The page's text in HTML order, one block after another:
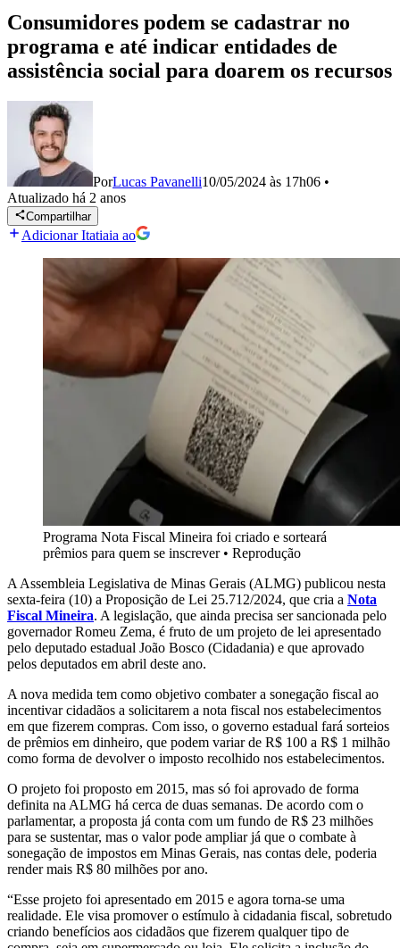
Consumidores podem se cadastrar no
programa e até indicar entidades de
assistência social para doarem os recursos
PorLucas Pavanelli10/05/2024 às 17h06 •
Atualizado há 2 anos
Compartilhar
Adicionar Itatiaia ao
Programa Nota Fiscal Mineira foi criado e sorteará
prêmios para quem se inscrever• Reprodução
A Assembleia Legislativa de Minas Gerais (ALMG) publicou nesta
sexta-feira (10) a Proposição de Lei 25.712/2024, que cria a Nota
Fiscal Mineira. A legislação, que ainda precisa ser sancionada pelo
governador Romeu Zema, é fruto de um projeto de lei apresentado
pelo deputado estadual João Bosco (Cidadania) e que aprovado
pelos deputados em abril deste ano.
A nova medida tem como objetivo combater a sonegação fiscal ao
incentivar cidadãos a solicitarem a nota fiscal nos estabelecimentos
em que fizerem compras. Com isso, o governo estadual fará sorteios
de prêmios em dinheiro, que podem variar de R$ 100 a R$ 1 milhão
como forma de devolver o imposto recolhido nos estabelecimentos.
O projeto foi proposto em 2015, mas só foi aprovado de forma
definita na ALMG há cerca de duas semanas. De acordo com o
parlamentar, a proposta já conta com um fundo de R$ 23 milhões
para se sustentar, mas o valor pode ampliar já que o combate à
sonegação de impostos em Minas Gerais, nas contas dele, poderia
render mais R$ 80 milhões por ano.
“Esse projeto foi apresentado em 2015 e agora torna-se uma
realidade. Ele visa promover o estímulo à cidadania fiscal, sobretudo
criando benefícios aos cidadãos que fizerem qualquer tipo de